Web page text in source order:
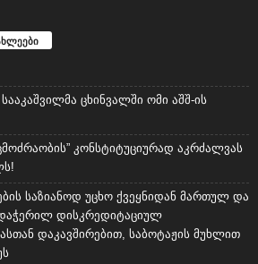
ცხინვალში ომი აშშ-ის
კონსტიტუციურად აკრძალვას
საზიანოდ უცხო ქვეყნიდან მართულ და
დისკრედიტაციულ
დაკავშირებით, საბოტაჟის მუხლით